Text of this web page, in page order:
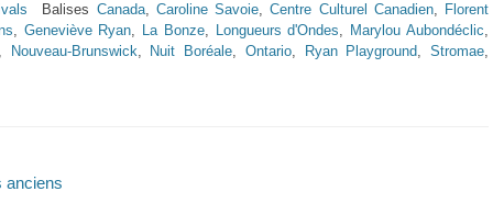
Balises Canada, Caroline Savoie,Centre Culturel Canadien, Florent
, Geneviève Ryan, La Bonze, Longueurs d'Ondes, Marylou Aubondéclic,
Nouveau-Brunswick, Nuit Boréale, Ontario, Ryan Playground, Stromae,
anciens